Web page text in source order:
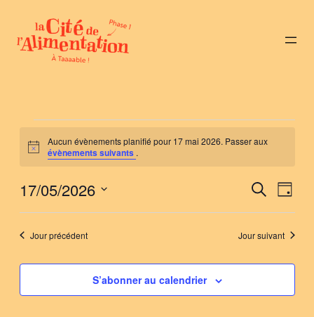
Évènements
for
17
mai
2026
Notice
Aucun évènements planifié pour 17 mai 2026. Passer aux
évènements suivants .
et
de
vues
Recherche
Jour
17/05/2026
Jour précédent Jour suivant
S’abonner au calendrier